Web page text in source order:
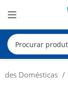
Domésticas